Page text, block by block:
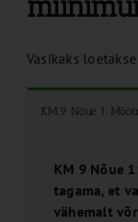
Vasikaks
KM 9 Nõue 1:
KM 9 Nõue
tagama, et
vähemalt